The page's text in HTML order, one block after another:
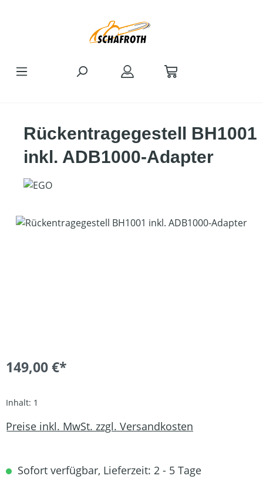
Rückentragegestell BH1001
inkl. ADB1000-Adapter
Bildergalerie überspringen
149,00 €*
Inhalt: 1
Preise inkl. MwSt. zzgl. Versandkosten
Sofort verfügbar, Lieferzeit: 2 - 5 Tage